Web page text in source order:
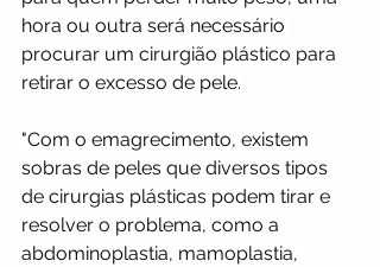
hora ou outra será necessário
procurar um cirurgião plástico para
retirar o excesso de pele.
"Com o emagrecimento, existem
sobras de peles que diversos tipos
de cirurgias plásticas podem tirar e
resolver o problema, como a
abdominoplastia, mamoplastia,